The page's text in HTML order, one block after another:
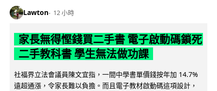
Lawton 12 小時
家長無得慳錢買二手書 電子啟動碼鎖死
二手教科書 學生無法做功課
社福界立法會議員陳文宜指，一間中學書單價錢按年加 14.7%
遠超通漲，令家長難以負擔。而且電子教材啟動碼這項設計，